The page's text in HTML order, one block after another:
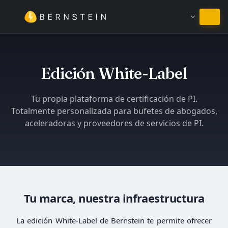
Permanecer en Español
Edición White-Label
Tu propia plataforma de certificación de PI.
Totalmente personalizada para bufetes de abogados,
aceleradoras y proveedores de servicios de PI.
Tu marca, nuestra infraestructura
La edición White-Label de Bernstein te permite ofrecer